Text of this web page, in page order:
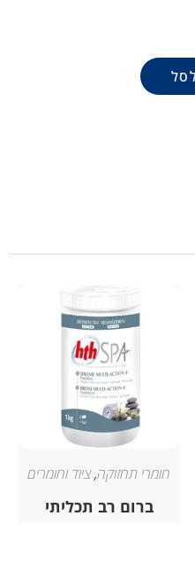
חומרי תחזוקה,ציוד וחומרים
ברום רב תכליתי